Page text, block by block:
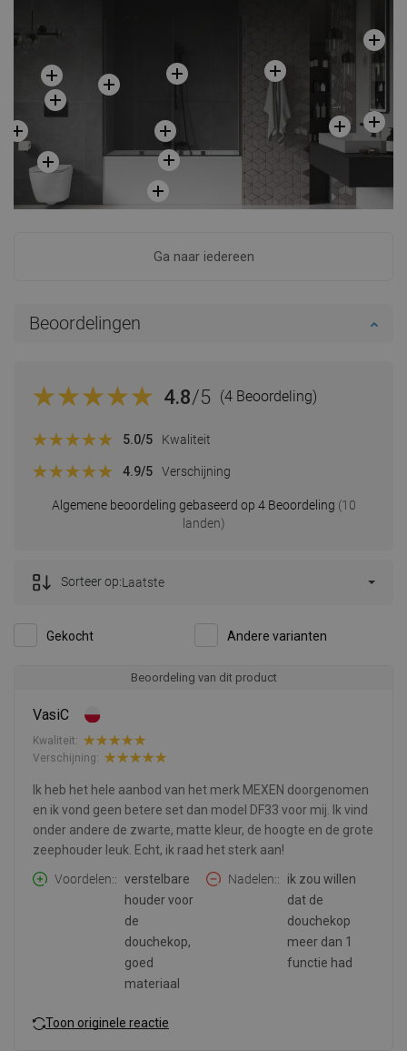
Ga naar iedereen
Beoordelingen
4.8/5 (4 Beoordeling)
Algemene beoordeling gebaseerd op 4 Beoordeling (10
landen)
5.0/5 Kwaliteit
4.9/5 Verschijning
Gekocht Andere varianten
Sorteer op:Laatste
Beoordeling van dit product
VasiC
Kwaliteit:
Verschijning:
Ik heb het hele aanbod van het merk MEXEN doorgenomen
en ik vond geen betere set dan model DF33 voor mij. Ik vind
onder andere de zwarte, matte kleur, de hoogte en de grote
zeephouder leuk. Echt, ik raad het sterk aan!
Voordelen:
verstelbare
houder voor
de
douchekop,
goed
materiaal
Nadelen:
ik zou willen
dat de
douchekop
meer dan 1
functie had
Toon originele reactie